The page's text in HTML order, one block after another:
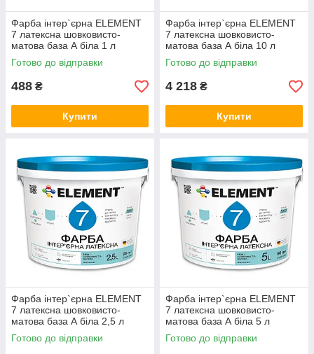
Фарба інтер`єрна ELEMENT
7 латексна шовковисто-
матова база А біла 1 л
Готово до відправки
488 ₴
Купити
Фарба інтер`єрна ELEMENT
7 латексна шовковисто-
матова база А біла 10 л
Готово до відправки
4 218 ₴
Купити
Фарба інтер`єрна ELEMENT
7 латексна шовковисто-
матова база А біла 2,5 л
Готово до відправки
Фарба інтер`єрна ELEMENT
7 латексна шовковисто-
матова база А біла 5 л
Готово до відправки